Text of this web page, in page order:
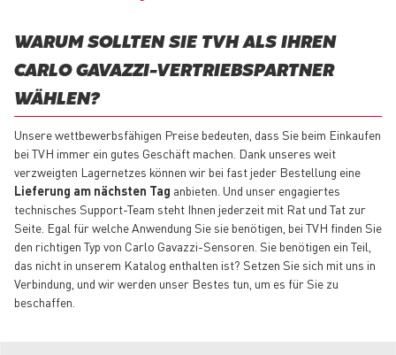
WARUM SOLLTEN SIE TVH ALS IHREN
CARLO GAVAZZI-VERTRIEBSPARTNER
WÄHLEN?
Unsere wettbewerbsfähigen Preise bedeuten, dass Sie beim Einkaufen
bei TVH immer ein gutes Geschäft machen. Dank unseres weit
verzweigten Lagernetzes können wir bei fast jeder Bestellung eine
Lieferung am nächsten Tag anbieten. Und unser engagiertes
technisches Support-Team steht Ihnen jederzeit mit Rat und Tat zur
Seite. Egal für welche Anwendung Sie sie benötigen, bei TVH finden Sie
den richtigen Typ von Carlo Gavazzi-Sensoren. Sie benötigen ein Teil,
das nicht in unserem Katalog enthalten ist? Setzen Sie sich mit uns in
Verbindung, und wir werden unser Bestes tun, um es für Sie zu
beschaffen.